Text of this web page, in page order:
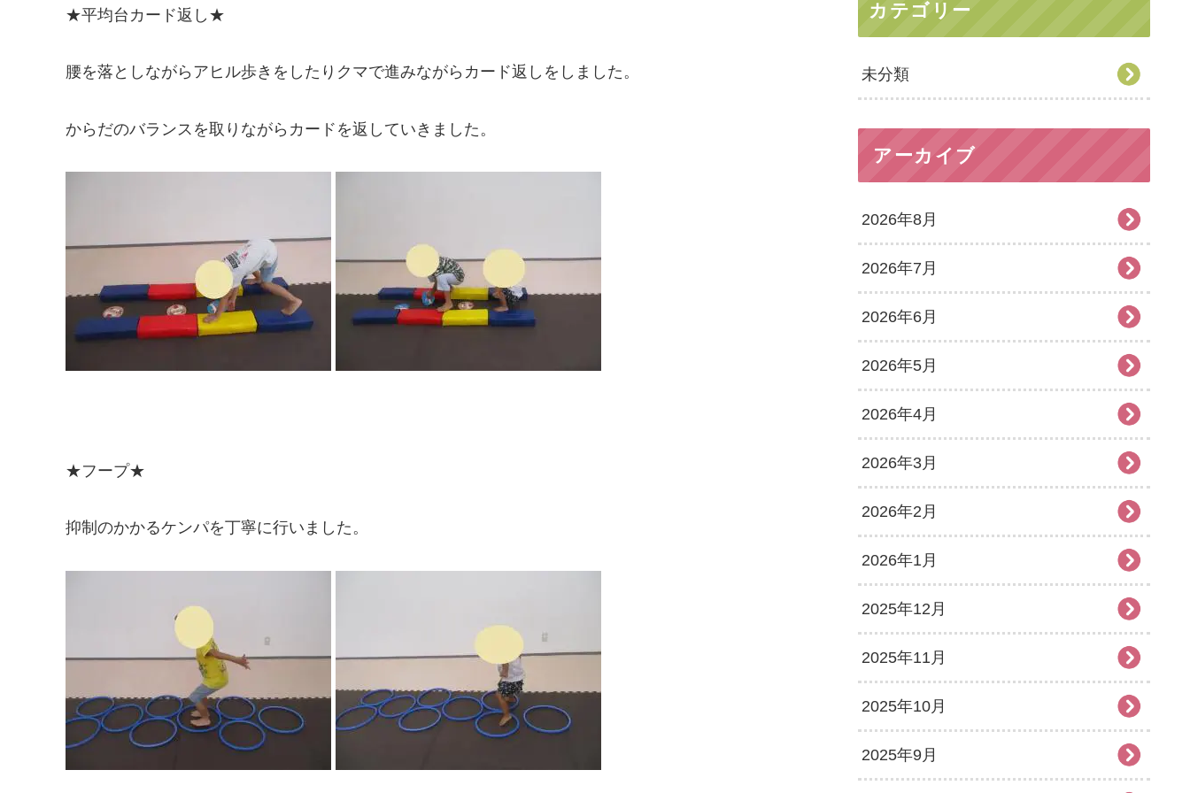
★平均台カード返し★
腰を落としながらアヒル歩きをしたりクマで進みながらカード返しをしました。
からだのバランスを取りながらカードを返していきました。
★フープ★
抑制のかかるケンパを丁寧に行いました。
カテゴリー
未分類
アーカイブ
2026年8月
2026年7月
2026年6月
2026年5月
2026年4月
2026年3月
2026年2月
2026年1月
2025年12月
2025年11月
2025年10月
2025年9月